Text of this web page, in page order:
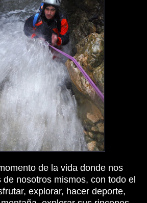
de la vida donde nos
nosotros mismos, con todo el
explorar, hacer deporte,